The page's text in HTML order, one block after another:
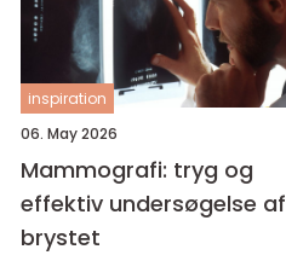
inspiration
06. May 2026
Mammografi: tryg og
effektiv undersøgelse af
brystet